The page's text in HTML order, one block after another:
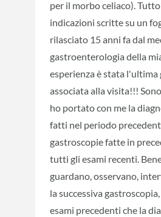
per il morbo celiaco).
indicazioni scritte su un
rilasciato 15 anni fa dal
gastroenterologia della
esperienza è stata l'ultima
associata alla visita!!!
ho portato con me la
fatti nel periodo
gastroscopie fatte in
tutti gli esami recenti.
guardano, osservano,
la successiva
esami precedenti che la